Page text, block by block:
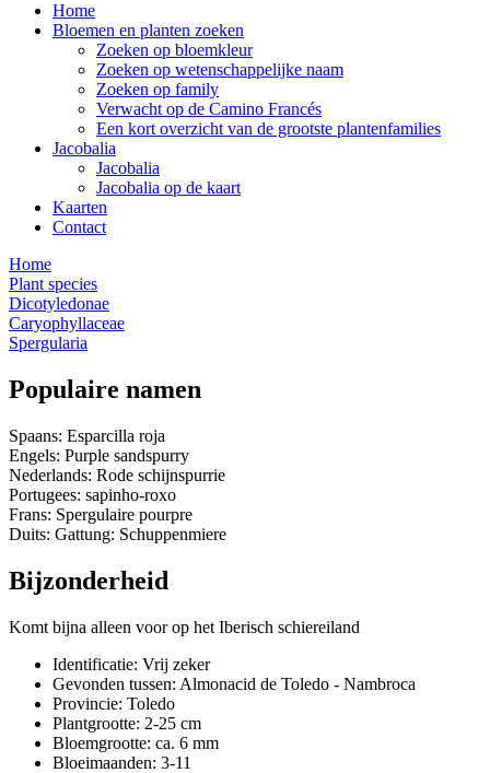
Home
Bloemen en planten zoeken
Zoeken op bloemkleur
Zoeken op wetenschappelijke naam
Zoeken op family
Verwacht op de Camino Francés
Een kort overzicht van de grootste plantenfamilies
Jacobalia
Jacobalia
Jacobalia op de kaart
Kaarten
Contact
Home
Plant species
Dicotyledonae
Caryophyllaceae
Spergularia
Populaire namen
Spaans: Esparcilla roja
Engels: Purple sandspurry
Nederlands: Rode schijnspurrie
Portugees: sapinho-roxo
Frans: Spergulaire pourpre
Duits: Gattung: Schuppenmiere
Bijzonderheid
Komt bijna alleen voor op het Iberisch schiereiland
Identificatie: Vrij zeker
Gevonden tussen: Almonacid de Toledo - Nambroca
Provincie: Toledo
Plantgrootte: 2-25 cm
Bloemgrootte: ca. 6 mm
Bloeimaanden: 3-11